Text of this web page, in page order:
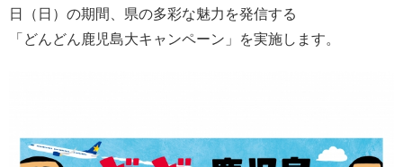
日（日）の期間、県の多彩な魅力を発信する
「どんどん鹿児島大キャンペーン」を実施します。